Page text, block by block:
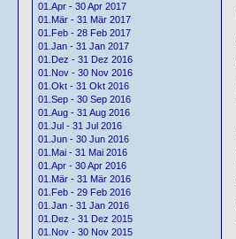
01.Apr - 30 Apr 2017
01.Mär - 31 Mär 2017
01.Feb - 28 Feb 2017
01.Jan - 31 Jan 2017
01.Dez - 31 Dez 2016
01.Nov - 30 Nov 2016
01.Okt - 31 Okt 2016
01.Sep - 30 Sep 2016
01.Aug - 31 Aug 2016
01.Jul - 31 Jul 2016
01.Jun - 30 Jun 2016
01.Mai - 31 Mai 2016
01.Apr - 30 Apr 2016
01.Mär - 31 Mär 2016
01.Feb - 29 Feb 2016
01.Jan - 31 Jan 2016
01.Dez - 31 Dez 2015
01.Nov - 30 Nov 2015